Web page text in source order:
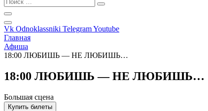
Vk Odnoklassniki TelegramYoutube
Главная
Афиша
18:00 ЛЮБИШЬ — НЕ ЛЮБИШЬ…
18:00 ЛЮБИШЬ — НЕ ЛЮБИШЬ…
Большая сцена
Купить билеты